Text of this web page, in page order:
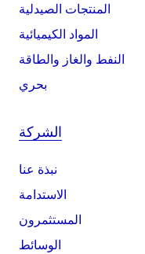
المنتجات الصيدلية
المواد الكيميائية
النفط والغاز والطاقة
بحري
الشركة
نبذة عنا
الاستدامة
المستثمرون
الوسائط